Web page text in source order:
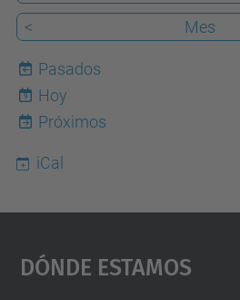
<
Mes
Pasados
9
Hoy
Próximos
iCal
Dónde Estamos